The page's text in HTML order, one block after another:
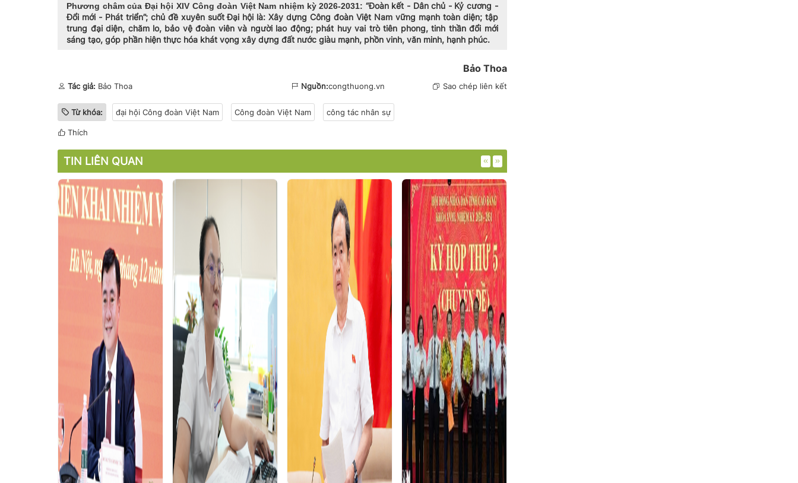
Phương châm của Đại hội XIV Công đoàn Việt Nam nhiệm kỳ 2026-2031: “Đoàn kết - Dân chủ - Kỷ cương -
Đổi mới - Phát triển”; chủ đề xuyên suốt Đại hội là: Xây dựng Công đoàn Việt Nam vững mạnh toàn diện; tập
trung đại diện, chăm lo, bảo vệ đoàn viên và người lao động; phát huy vai trò tiên phong, tinh thần đổi mới
sáng tạo, góp phần hiện thực hóa khát vọng xây dựng đất nước giàu mạnh, phồn vinh, văn minh, hạnh phúc.
Bảo Thoa
Tác giả: Bảo Thoa Nguồn:congthuong.vn Sao chép liên kết
Từ khóa: đại hội Công đoàn Việt Nam Công đoàn Việt Nam công tác nhân sự
Thích
TIN LIÊN QUAN